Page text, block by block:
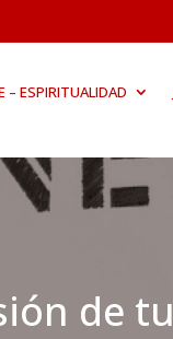
– ESPIRITUALIDAD
de